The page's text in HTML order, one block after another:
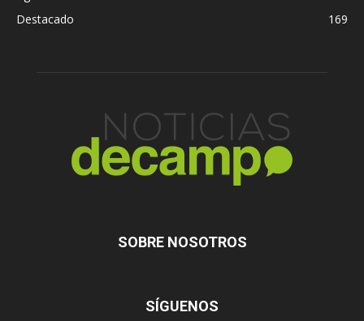
Destacado
169
SOBRE NOSOTROS
SÍGUENOS